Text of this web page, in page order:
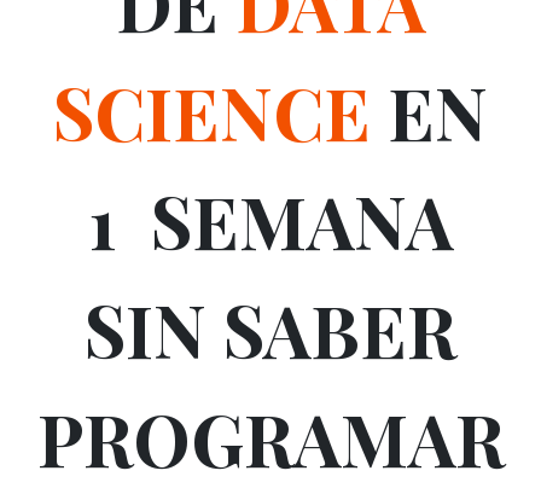
SCIENCE EN
1 SEMANA
SIN SABER
PROGRAMAR